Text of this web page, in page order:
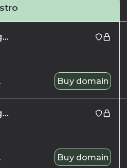
Buy domain
Buy domain